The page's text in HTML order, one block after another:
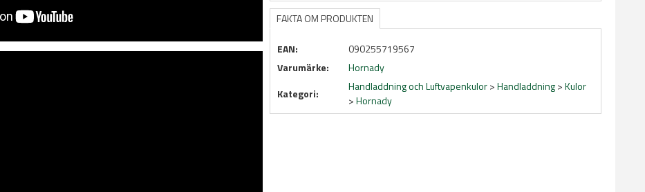
FAKTA OM PRODUKTEN
EAN:
090255719567
Varumärke:
Hornady
Kategori:
Handladdning och Luftvapenkulor>Handladdning>Kulor
>Hornady